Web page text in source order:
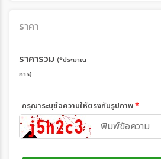
ราคา
ราคารวม (*ประมาณ
การ)
กรุณาระบุข้อความให้ตรงกับรูปภาพ*